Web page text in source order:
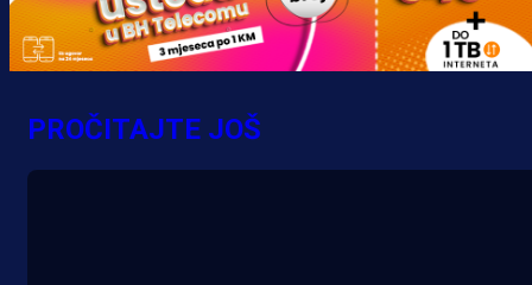
PROČITAJTE JOŠ